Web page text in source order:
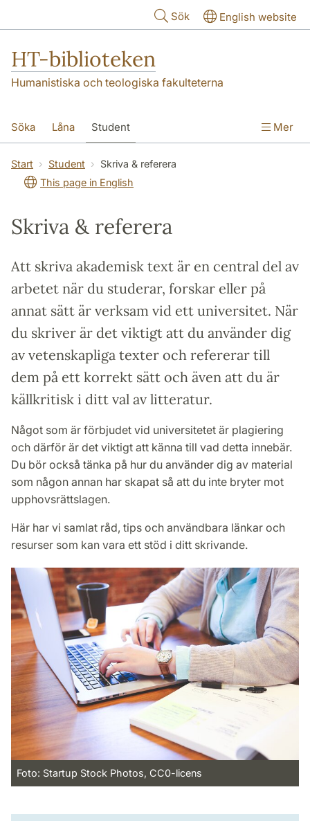
Sök English website
HT-biblioteken
Humanistiska och teologiska fakulteterna
Söka Låna Student
Forskare/doktorand Lärare
Om oss
Mer
Start Student
Skriva & referera
This page in English
Skriva & referera
Att skriva akademisk text är en central del av
arbetet när du studerar, forskar eller på
annat sätt är verksam vid ett universitet. När
du skriver är det viktigt att du använder dig
av vetenskapliga texter och refererar till
dem på ett korrekt sätt och även att du är
källkritisk i ditt val av litteratur.
Något som är förbjudet vid universitetet är plagiering
och därför är det viktigt att känna till vad detta innebär.
Du bör också tänka på hur du använder dig av material
som någon annan har skapat så att du inte bryter mot
upphovsrättslagen.
Här har vi samlat råd, tips och användbara länkar och
resurser som kan vara ett stöd i ditt skrivande.
Foto: Startup Stock Photos, CC0-licens